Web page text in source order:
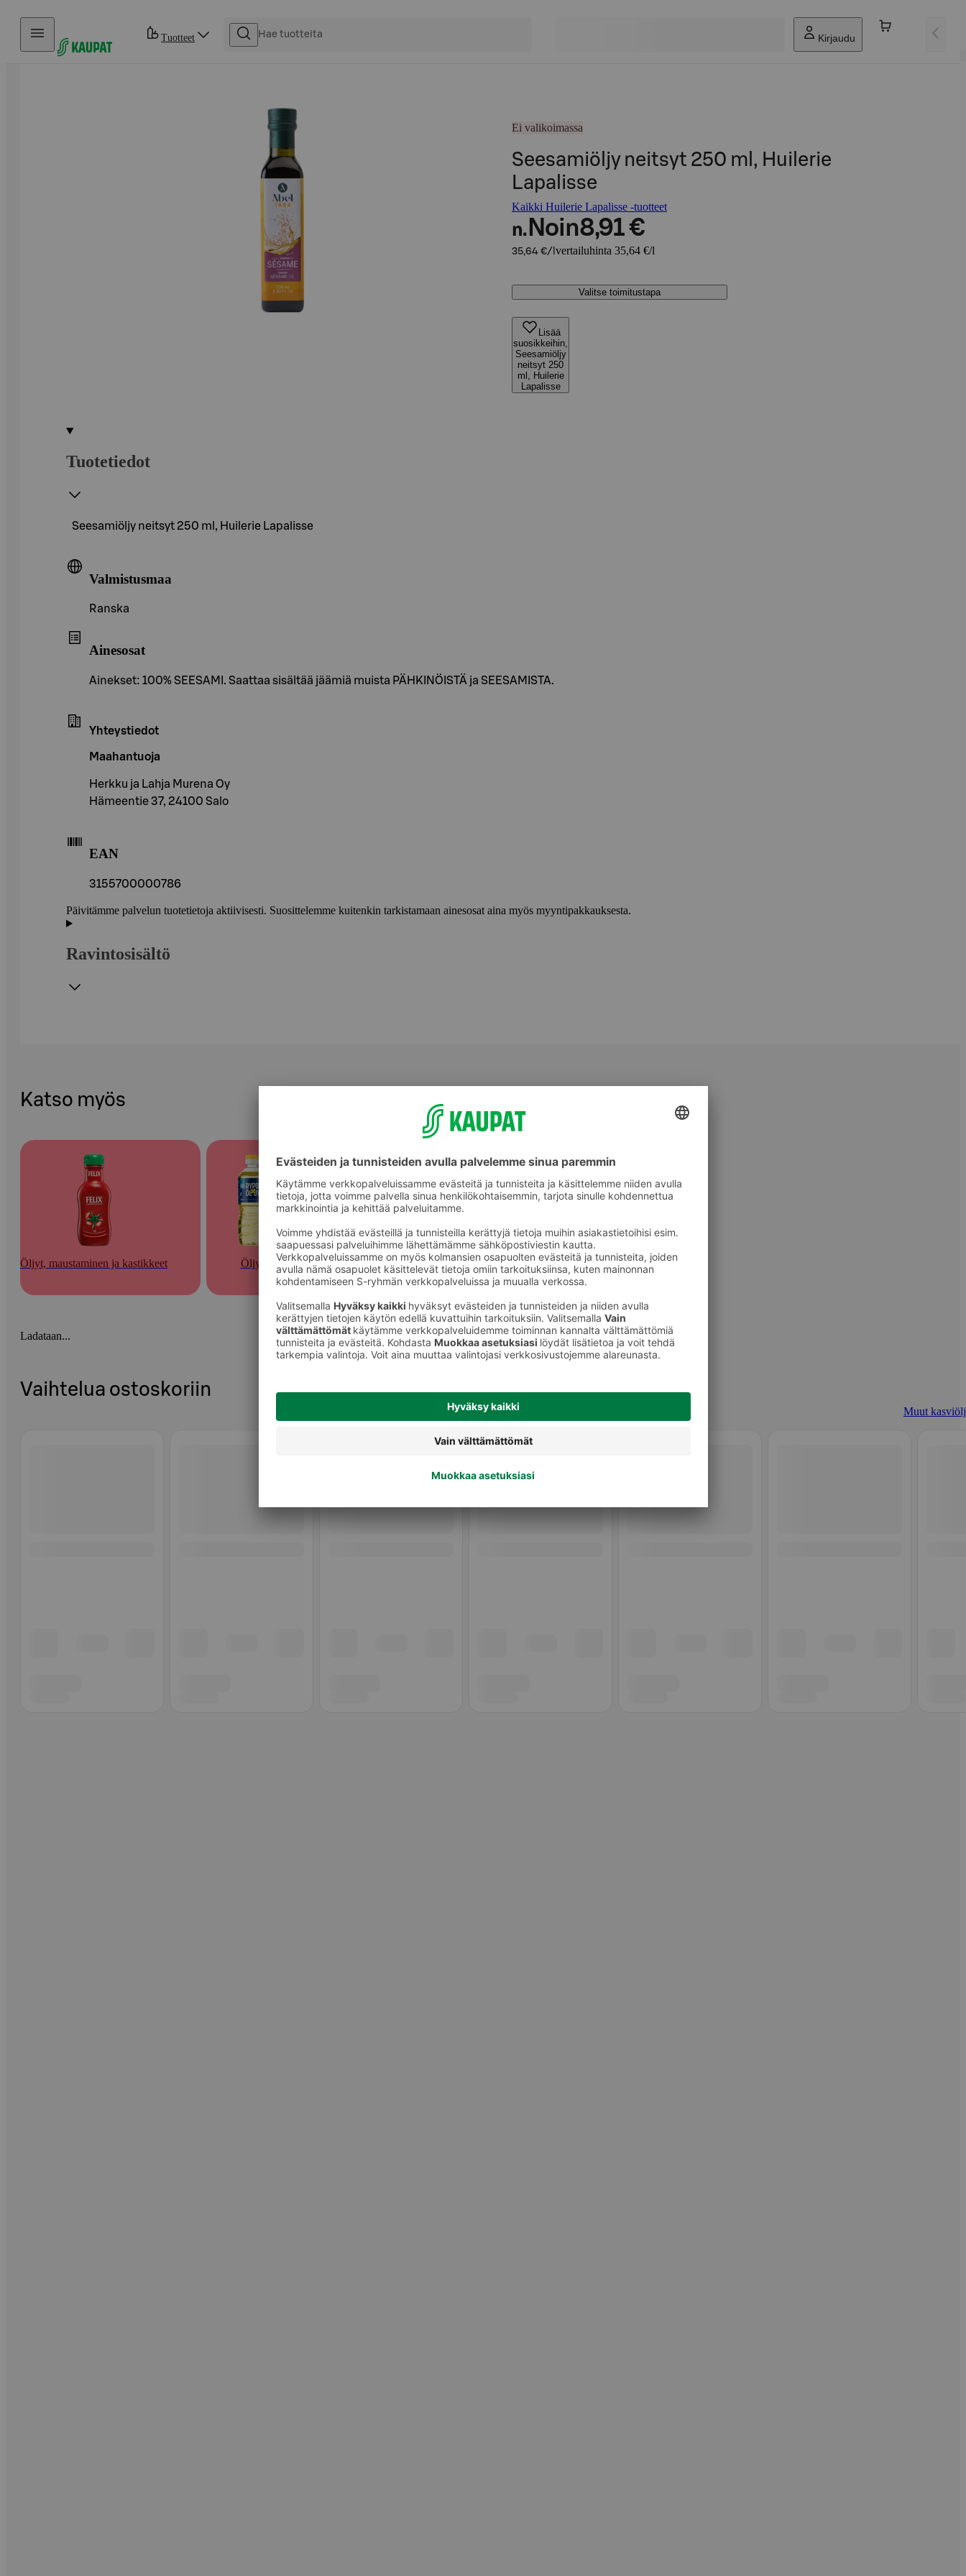
Hyppää sisältöön
Tuotteet Kirjaudu
Ei valikoimassa
Seesamiöljy neitsyt 250 ml, Huilerie
Lapalisse
Kaikki Huilerie Lapalisse -tuotteet
n. Noin8,91 €
35,64 €/l vertailuhinta 35,64 €/l
Valitse toimitustapa
Lisää
suosikkeihin,
Seesamiöljy
neitsyt 250
ml, Huilerie
Lapalisse
Tuotetiedot
Seesamiöljy neitsyt 250 ml, Huilerie Lapalisse
Valmistusmaa
Ranska
Ainesosat
Ainekset: 100% SEESAMI. Saattaa sisältää jäämiä muista PÄHKINÖISTÄ ja SEESAMISTA.
Yhteystiedot
Maahantuoja
Herkku ja Lahja Murena Oy
Hämeentie 37, 24100 Salo
EAN
3155700000786
Päivitämme palvelun tuotetietoja aktiivisesti. Suosittelemme kuitenkin tarkistamaan ainesosat aina myös myyntipakkauksesta.
Ravintosisältö
Katso myös
Öljyt, maustaminen ja kastikkeet Öljyt Muut kasviöljyt
Ladataan...
Vaihtelua ostoskoriin
Muut